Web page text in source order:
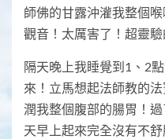
師佛的甘露沖灌我整個
觀音！太厲害了！超靈驗
隔天晚上我睡覺到1、2
來！立馬想起法師教的
潤我整個腹部的腸胃！
天早上起來完全沒有不舒